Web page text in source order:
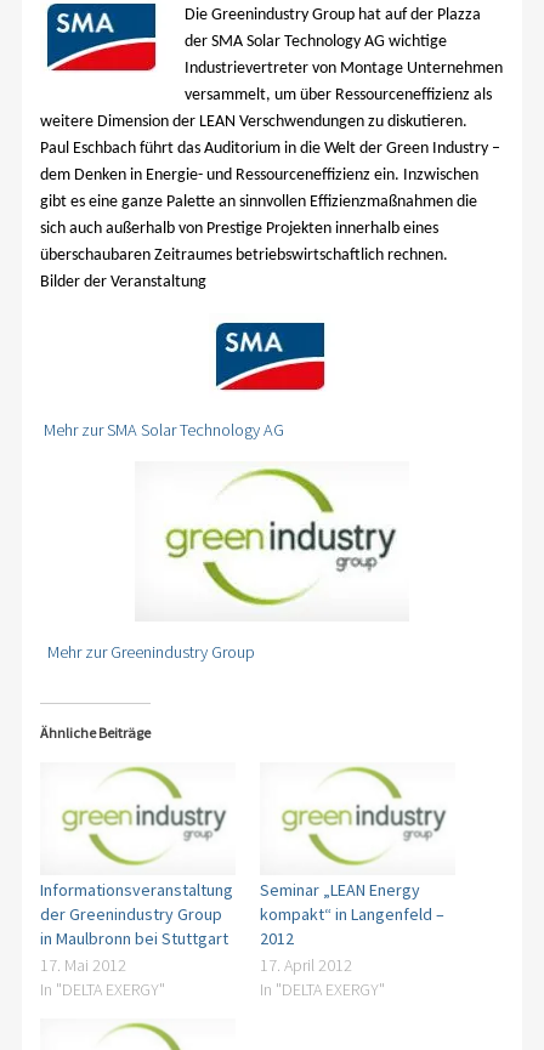
Die Greenindustry Group hat auf der Plazza
der SMA Solar Technology AG wichtige
Industrievertreter von Montage Unternehmen
versammelt, um über Ressourceneffizienz als
weitere Dimension der LEAN Verschwendungen zu diskutieren.
Paul Eschbach führt das Auditorium in die Welt der Green Industry –
dem Denken in Energie- und Ressourceneffizienz ein. Inzwischen
gibt es eine ganze Palette an sinnvollen Effizienzmaßnahmen die
sich auch außerhalb von Prestige Projekten innerhalb eines
überschaubaren Zeitraumes betriebswirtschaftlich rechnen.
Bilder der Veranstaltung
Mehr zur SMA Solar Technology AG
Mehr zur Greenindustry Group
Ähnliche Beiträge
Informationsveranstaltung
der Greenindustry Group
in Maulbronn bei Stuttgart
17. Mai 2012
In "DELTA EXERGY"
Seminar „LEAN Energy
kompakt“ in Langenfeld –
2012
17. April 2012
In "DELTA EXERGY"